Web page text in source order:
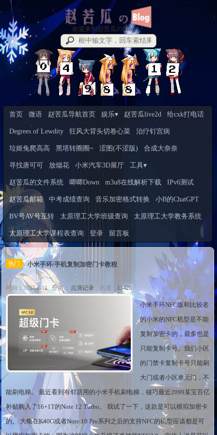
欢迎来到赵苦瓜のBlog~！
首页 微语 赵苦瓜导航首页 娱乐▾ 赵苦瓜live2d 给cxk打电话
Degrees of Lewdity 狂风大背头切卷心菜 治疗钉宫病
垃姬兔爬高高 黑塔转圈圈~ 涩图(不涩版) 合成大奈奈
寻找唐可可 放烟花 小米汽车3D展厅 工具▾
赵苦瓜的文件系统 唧唧Down m3u8在线解析下载 IPv6测试
赵苦瓜邮箱 中考成绩查询 音乐加密格式转换 小B的ChatGPT
BV号AV号互转 太原理工大学班级查询 太原理工大学教务系统
太原理工大学课程表查询 登录 留言板
热门 小米手环/手机复制加密门卡教程
时间：2023-7-11 分类： 点滴记录 热度： 13428
小米手环NFC版和比较老
的小米的NFC机型是不能
复制加密卡的，最多也是
只能复制卡号。我们小区
的门禁卡复制卡号只能刷
大门或者小区单元门，不
能刷电梯。 最近看到有邻居用的小米手机刷电梯，碰巧最近2099某宝百亿
补贴购入了16+1T的Note 12 Turbo。 我试了一下，这款是可以模拟加密卡
的。 大概在K40G或者Note 10 Pro系列之后的支持NFC的机型应该都是可